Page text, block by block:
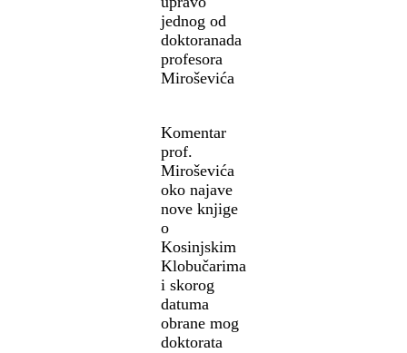
jednog od
doktoranada
profesora
Miroševića
Komentar
prof.
Miroševića
oko najave
nove knjige
o
Kosinjskim
Klobučarima
i skorog
datuma
obrane mog
doktorata